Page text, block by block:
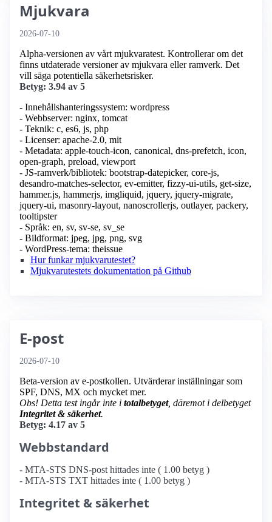
Mjukvara
2026-07-10
Alpha-versionen av vårt mjukvaratest. Kontrollerar om det
finns utdaterade versioner av mjukvara eller ramverk. Det
vill säga potentiella säkerhetsrisker.
Betyg: 3.94 av 5
- Innehållshanteringssystem: wordpress
- Webbserver: nginx, tomcat
- Teknik: c, es6, js, php
- Licenser: apache-2.0, mit
- Metadata: apple-touch-icon, canonical, dns-prefetch, icon,
open-graph, preload, viewport
- JS-ramverk/bibliotek: bootstrap-datepicker, core-js,
desandro-matches-selector, ev-emitter, fizzy-ui-utils, get-size,
hammer.js, hammerjs, imgliquid, jquery, jquery-migrate,
jquery-ui, masonry-layout, nanoscrollerjs, outlayer, packery,
tooltipster
- Språk: en, sv, sv-se, sv_se
- Bildformat: jpeg, jpg, png, svg
- WordPress-tema: theissue
Hur funkar mjukvarutestet?
Mjukvarutestets dokumentation på Github
E-post
2026-07-10
Beta-version av e-postkollen. Utvärderar inställningar som
SPF, DNS, MX och mycket mer.
Obs! Detta test ingår inte i totalbetyget, däremot i delbetyget
Integritet & säkerhet.
Betyg: 4.17 av 5
Webbstandard
- MTA-STS DNS-post hittades inte ( 1.00 betyg )
- MTA-STS TXT hittades inte ( 1.00 betyg )
Integritet & säkerhet